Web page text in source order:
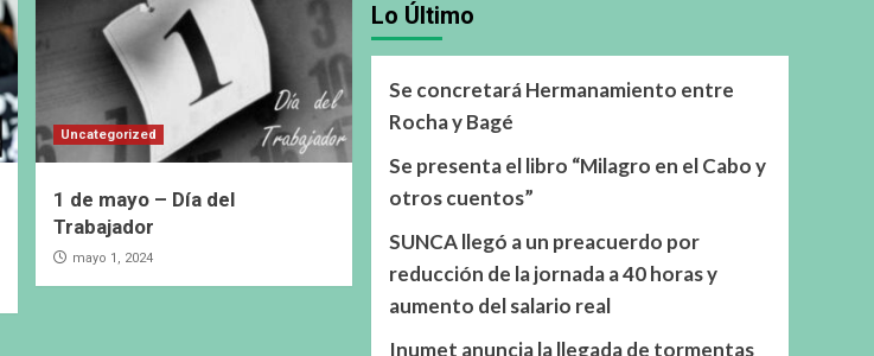
Uncategorized
1 de mayo – Día del
Trabajador
mayo 1, 2024
Lo Último
Se concretará Hermanamiento entre
Rocha y Bagé
Se presenta el libro “Milagro en el Cabo y
otros cuentos”
SUNCA llegó a un preacuerdo por
reducción de la jornada a 40 horas y
aumento del salario real
Inumet anuncia la llegada de tormentas